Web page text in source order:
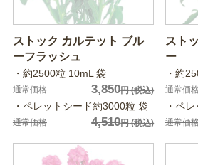
ストック カルテット ブル
ーフラッシュ
・約2500粒 10mL 袋
通常価格 3,850円(税込)
・ペレットシード約3000粒 袋
通常価格 4,510円(税込)
スト
ー
・約
通常価
・ペ
通常価